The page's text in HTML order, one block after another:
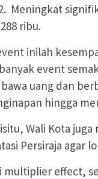
Meningkat
ribu.
inilah
event
uang dan
hingga
Wali Kota juga
Persiraja agar
multiplier effect,